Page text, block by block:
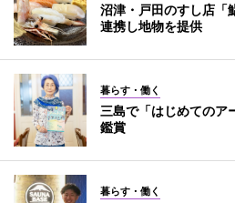
沼津・戸田のすし店
連携し地物を提供
暮らす・働く
三島で「はじめての
鑑賞
暮らす・働く